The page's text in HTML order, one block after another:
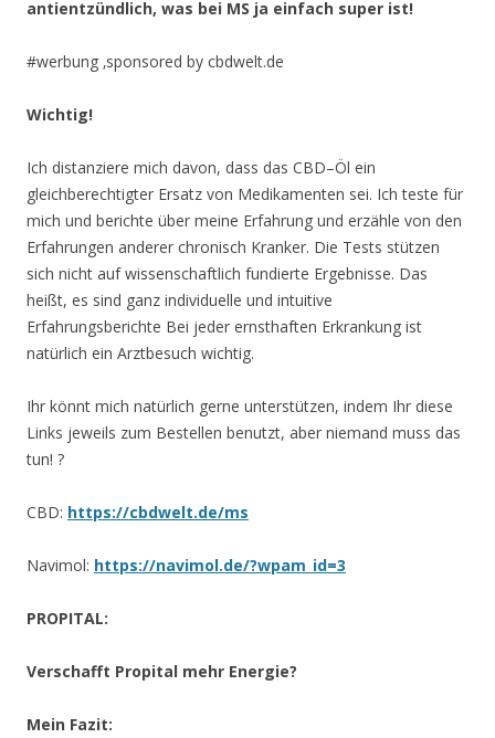
antientzündlich, was bei MS ja einfach super ist!
#werbung ‚sponsored by cbdwelt.de
Wichtig!
Ich distanziere mich davon, dass das CBD–Öl ein
gleichberechtigter Ersatz von Medikamenten sei. Ich teste für
mich und berichte über meine Erfahrung und erzähle von den
Erfahrungen anderer chronisch Kranker. Die Tests stützen
sich nicht auf wissenschaftlich fundierte Ergebnisse. Das
heißt, es sind ganz individuelle und intuitive
Erfahrungsberichte Bei jeder ernsthaften Erkrankung ist
natürlich ein Arztbesuch wichtig.
Ihr könnt mich natürlich gerne unterstützen, indem Ihr diese
Links jeweils zum Bestellen benutzt, aber niemand muss das
tun! ?
CBD: https://cbdwelt.de/ms
Navimol: https://navimol.de/?wpam_id=3
PROPITAL:
Verschafft Propital mehr Energie?
Mein Fazit: